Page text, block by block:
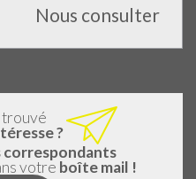
Nous consulter
trouvé
?
correspondants
votre boîte mail !